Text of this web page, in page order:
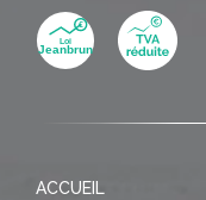
ACCUEIL